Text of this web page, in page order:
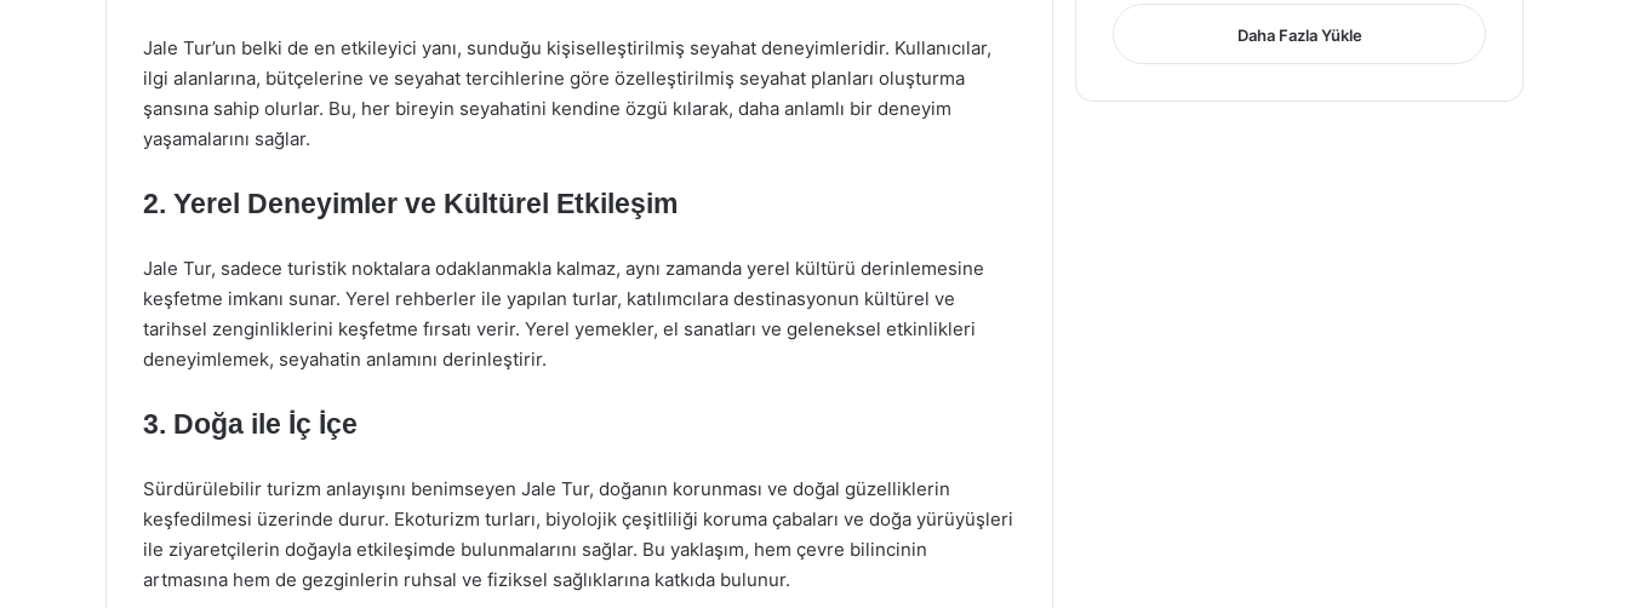
Jale Tur’un belki de en etkileyici yanı, sunduğu kişiselleştirilmiş seyahat deneyimleridir. Kullanıcılar,
ilgi alanlarına, bütçelerine ve seyahat tercihlerine göre özelleştirilmiş seyahat planları oluşturma
şansına sahip olurlar. Bu, her bireyin seyahatini kendine özgü kılarak, daha anlamlı bir deneyim
yaşamalarını sağlar.
2. Yerel Deneyimler ve Kültürel Etkileşim
Jale Tur, sadece turistik noktalara odaklanmakla kalmaz, aynı zamanda yerel kültürü derinlemesine
keşfetme imkanı sunar. Yerel rehberler ile yapılan turlar, katılımcılara destinasyonun kültürel ve
tarihsel zenginliklerini keşfetme fırsatı verir. Yerel yemekler, el sanatları ve geleneksel etkinlikleri
deneyimlemek, seyahatin anlamını derinleştirir.
3. Doğa ile İç İçe
Sürdürülebilir turizm anlayışını benimseyen Jale Tur, doğanın korunması ve doğal güzelliklerin
keşfedilmesi üzerinde durur. Ekoturizm turları, biyolojik çeşitliliği koruma çabaları ve doğa yürüyüşleri
ile ziyaretçilerin doğayla etkileşimde bulunmalarını sağlar. Bu yaklaşım, hem çevre bilincinin
artmasına hem de gezginlerin ruhsal ve fiziksel sağlıklarına katkıda bulunur.
Daha Fazla Yükle